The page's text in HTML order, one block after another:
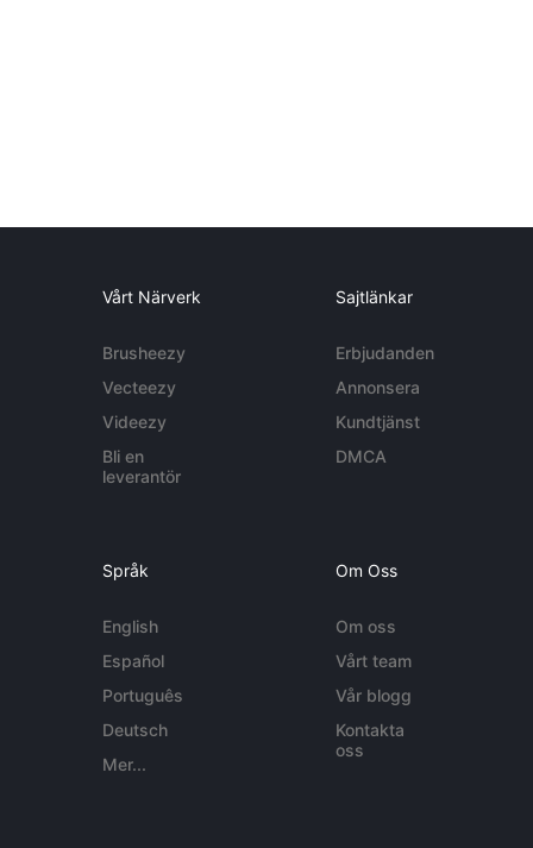
Vårt Närverk
Brusheezy
Vecteezy
Videezy
Bli en
leverantör
Sajtlänkar
Erbjudanden
Annonsera
Kundtjänst
DMCA
Språk
English
Español
Português
Deutsch
Mer...
Om Oss
Om oss
Vårt team
Vår blogg
Kontakta
oss